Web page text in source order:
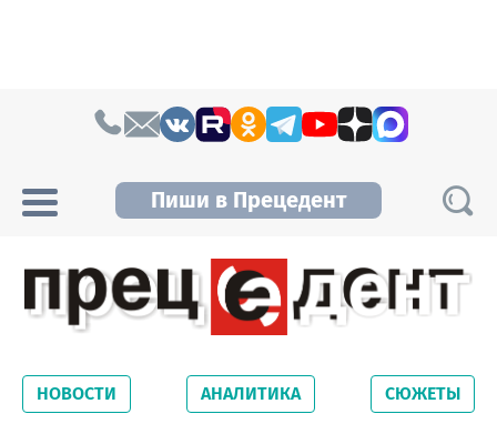
Пиши в Прецедент
Новосибирской области. Читайте свежие
новости на сайте сетевого издания
НОВОСТИ АНАЛИТИКА СЮЖЕТЫ